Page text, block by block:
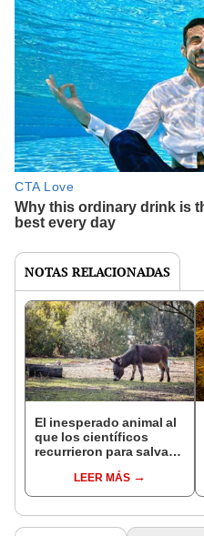
NOTAS RELACIONADAS
El inesperado animal al
que los científicos
recurrieron para salvar
reintroducción de un
asno salvaje está
en un paisaje con más
LEER MÁS